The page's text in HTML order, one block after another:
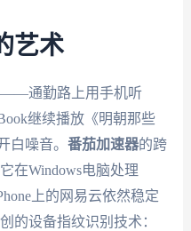
艺术
——通勤路上用手机听
继续播放《明朝那些
白噪音。 番茄加速器的跨
在Windows电脑处理
上的网易云依然稳定
的设备指纹识别技术：